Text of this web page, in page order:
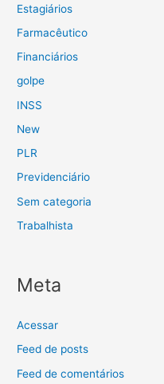
Estagiários
Farmacêutico
Financiários
golpe
INSS
New
PLR
Previdenciário
Sem categoria
Trabalhista
Meta
Acessar
Feed de posts
Feed de comentários